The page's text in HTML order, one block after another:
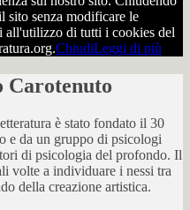
sito senza modificare le
all'utilizzo di tutti i cookies del
ChiudiLeggi di più
Carotenuto
è stato fondato il 30
e da un gruppo di psicologi
di psicologia del profondo. Il
volte a individuare i nessi tra
della creazione artistica.